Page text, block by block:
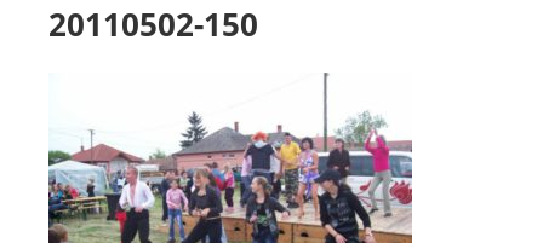
20110502-150